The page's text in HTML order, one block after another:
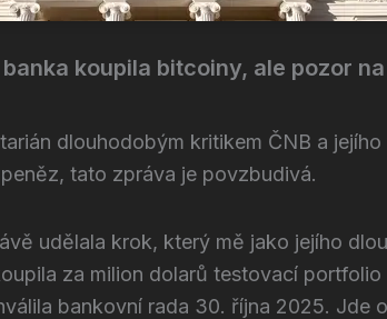
koupila bitcoiny, ale pozor
dlouhodobým kritikem ČNB a
tato zpráva je povzbudivá.
udělala krok, který mě jako jejího
za milion dolarů testovací
bankovní rada 30. října 2025. Jde